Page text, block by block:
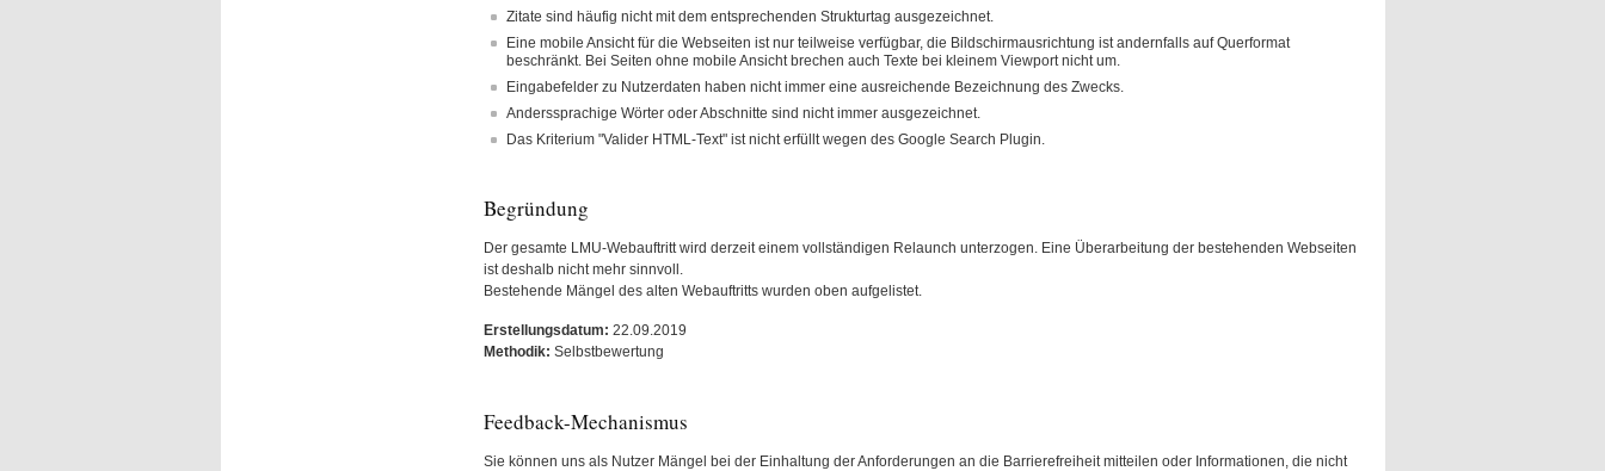
Zitate sind häufig nicht mit dem entsprechenden Strukturtag ausgezeichnet.
Eine mobile Ansicht für die Webseiten ist nur teilweise verfügbar, die Bildschirmausrichtung ist andernfalls auf Querformat
beschränkt. Bei Seiten ohne mobile Ansicht brechen auch Texte bei kleinem Viewport nicht um.
Eingabefelder zu Nutzerdaten haben nicht immer eine ausreichende Bezeichnung des Zwecks.
Anderssprachige Wörter oder Abschnitte sind nicht immer ausgezeichnet.
Das Kriterium "Valider HTML-Text" ist nicht erfüllt wegen des Google Search Plugin.
Begründung
Der gesamte LMU-Webauftritt wird derzeit einem vollständigen Relaunch unterzogen. Eine Überarbeitung der bestehenden Webseiten
ist deshalb nicht mehr sinnvoll.
Bestehende Mängel des alten Webauftritts wurden oben aufgelistet.
Erstellungsdatum: 22.09.2019
Methodik: Selbstbewertung
Feedback-Mechanismus
Sie können uns als Nutzer Mängel bei der Einhaltung der Anforderungen an die Barrierefreiheit mitteilen oder Informationen, die nicht